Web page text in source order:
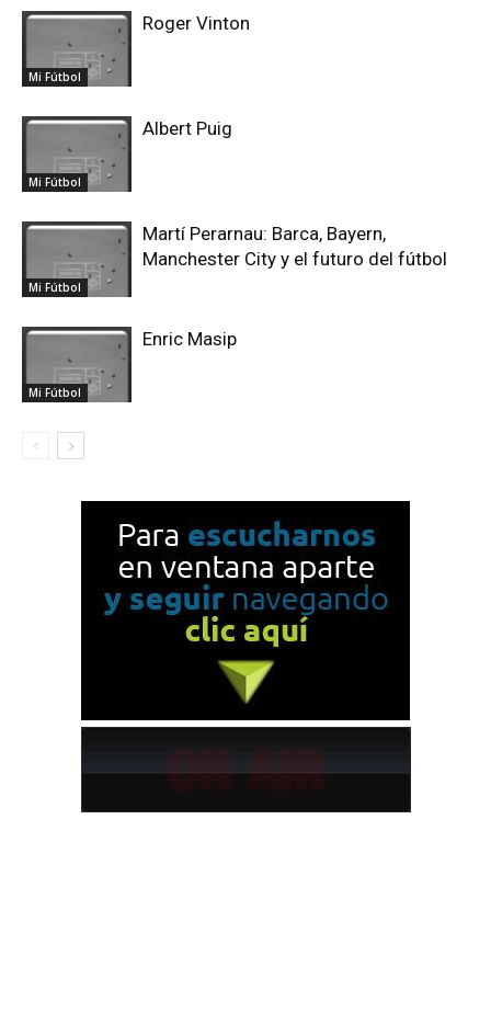
Mi Fútbol
Roger Vinton
Mi Fútbol
Albert Puig
Mi Fútbol
Martí Perarnau: Barca, Bayern,
Manchester City y el futuro del fútbol
Mi Fútbol
Enric Masip